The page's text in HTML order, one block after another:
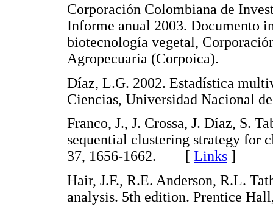
Corporación Colombiana de
Informe anual 2003. Documento
biotecnología vegetal,
Agropecuaria (Corpoica).
Díaz, L.G. 2002. Estadística
Ciencias, Universidad
Franco, J., J. Crossa, J. Díaz, S.
sequential clustering strategy for
37, 1656-1662. [ Links ]
Hair, J.F., R.E. Anderson, R.L.
analysis. 5th edition. Prentice